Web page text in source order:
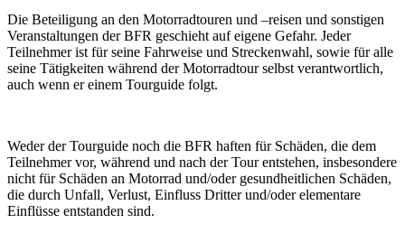
Die Beteiligung an den Motorradtouren und –reisen und sonstigen
Veranstaltungen der BFR geschieht auf eigene Gefahr. Jeder
Teilnehmer ist für seine Fahrweise und Streckenwahl, sowie für alle
seine Tätigkeiten während der Motorradtour selbst verantwortlich,
auch wenn er einem Tourguide folgt.
Weder der Tourguide noch die BFR haften für Schäden, die dem
Teilnehmer vor, während und nach der Tour entstehen, insbesondere
nicht für Schäden an Motorrad und/oder gesundheitlichen Schäden,
die durch Unfall, Verlust, Einfluss Dritter und/oder elementare
Einflüsse entstanden sind.